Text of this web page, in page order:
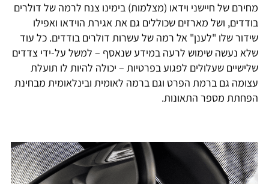
מחירם של חיישני וידאו (מצלמות) בימינו צנח לרמה של דולרים
בודדים, ושל מארזים שכוללים גם את אגירת הוידאו ואפילו
שידור שלו "לענן" אל רמה של עשרות דולרים בודדים. כל עוד
שלא נעשה שימוש לרעה במידע שנאסף – למשל על-ידי צדדים
שלישיים שעלולים לפגוע בפרטיות – יכולה להיות לו תועלת
עצומה גם ברמת הפרט וגם ברמה לאומית ובינלאומית מבחינת
הפחתת מספר התאונות.